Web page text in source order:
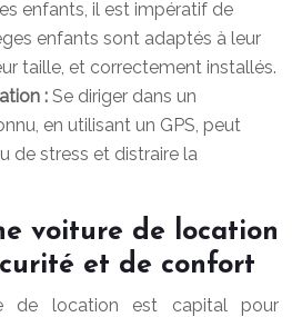
enfants, il est impératif de
enfants sont adaptés à leur
taille, et correctement installés.
: Se diriger dans un
en utilisant un GPS, peut
de stress et distraire la
voiture de location
et de confort
de location est capital pour